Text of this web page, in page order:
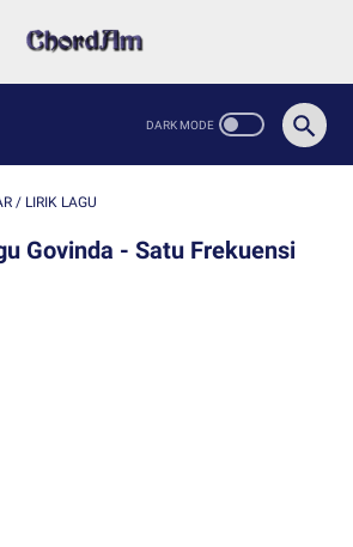
/ LIRIK LAGU
Govinda - Satu Frekuensi